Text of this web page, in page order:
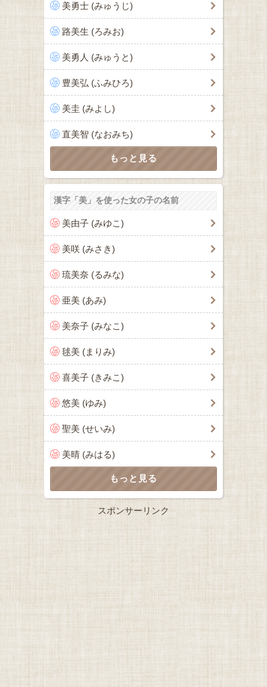
美勇士 (みゅうじ)
路美生 (ろみお)
美勇人 (みゅうと)
豊美弘 (ふみひろ)
美圭 (みよし)
直美智 (なおみち)
漢字「美」を使った女の子の名前
美由子 (みゆこ)
美咲 (みさき)
琉美奈 (るみな)
亜美 (あみ)
美奈子 (みなこ)
毬美 (まりみ)
喜美子 (きみこ)
悠美 (ゆみ)
聖美 (せいみ)
美晴 (みはる)
スポンサーリンク